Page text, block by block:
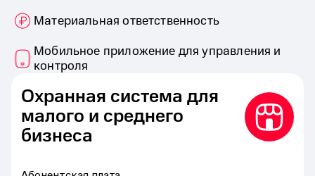
Охранная система для
малого и среднего
бизнеса
Материальная ответственность
Мобильное приложение для управления и
контроля